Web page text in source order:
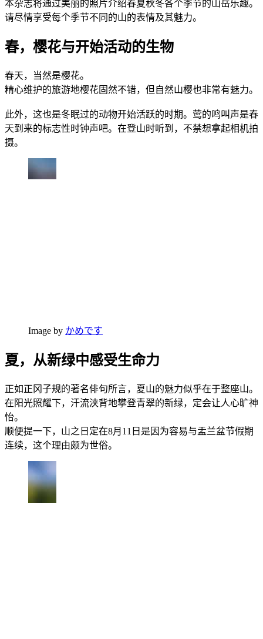
本杂志将通过美丽的照片介绍春夏秋冬各个季节的山岳乐趣。
请尽情享受每个季节不同的山的表情及其魅力。
春，樱花与开始活动的生物
春天，当然是樱花。
精心维护的旅游地樱花固然不错，但自然山樱也非常有魅力。
此外，这也是冬眠过的动物开始活跃的时期。莺的鸣叫声是春
天到来的标志性时钟声吧。在登山时听到，不禁想拿起相机拍
摄。
Image by かめです
夏，从新绿中感受生命力
正如正冈子规的著名俳句所言，夏山的魅力似乎在于整座山。
在阳光照耀下，汗流浃背地攀登青翠的新绿，定会让人心旷神
怡。
顺便提一下，山之日定在8月11日是因为容易与盂兰盆节假期
连续，这个理由颇为世俗。